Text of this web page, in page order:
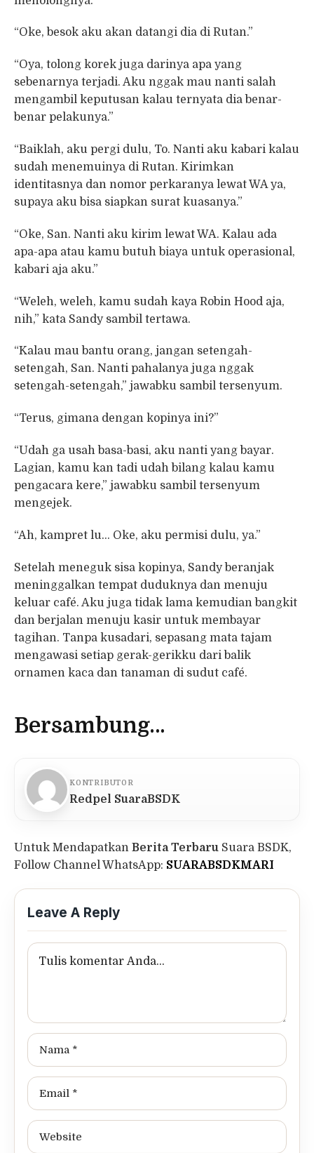
“Oke, besok aku akan datangi dia di Rutan.”
“Oya, tolong korek juga darinya apa yang
sebenarnya terjadi. Aku nggak mau nanti salah
mengambil keputusan kalau ternyata dia benar-
benar pelakunya.”
“Baiklah, aku pergi dulu, To. Nanti aku kabari kalau
sudah menemuinya di Rutan. Kirimkan
identitasnya dan nomor perkaranya lewat WA ya,
supaya aku bisa siapkan surat kuasanya.”
“Oke, San. Nanti aku kirim lewat WA. Kalau ada
apa-apa atau kamu butuh biaya untuk operasional,
kabari aja aku.”
“Weleh, weleh, kamu sudah kaya Robin Hood aja,
nih,” kata Sandy sambil tertawa.
“Kalau mau bantu orang, jangan setengah-
setengah, San. Nanti pahalanya juga nggak
setengah-setengah,” jawabku sambil tersenyum.
“Terus, gimana dengan kopinya ini?”
“Udah ga usah basa-basi, aku nanti yang bayar.
Lagian, kamu kan tadi udah bilang kalau kamu
pengacara kere,” jawabku sambil tersenyum
mengejek.
“Ah, kampret lu… Oke, aku permisi dulu, ya.”
Setelah meneguk sisa kopinya, Sandy beranjak
meninggalkan tempat duduknya dan menuju
keluar café. Aku juga tidak lama kemudian bangkit
dan berjalan menuju kasir untuk membayar
tagihan. Tanpa kusadari, sepasang mata tajam
mengawasi setiap gerak-gerikku dari balik
ornamen kaca dan tanaman di sudut café.
Bersambung…
KONTRIBUTOR
Redpel SuaraBSDK
Untuk Mendapatkan Berita Terbaru Suara BSDK,
Follow Channel WhatsApp: SUARABSDKMARI
Leave A Reply